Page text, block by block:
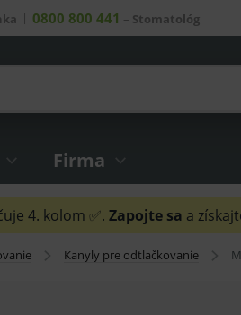
0800 800 441 – Stomatológ
Firma
4. kolom ✅. Zapojte sa a
Kanyly pre odtlačkovanie